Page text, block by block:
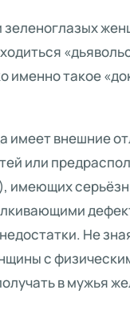
именно такое
имеет внешние
или
имеющих
Не
с
в мужья